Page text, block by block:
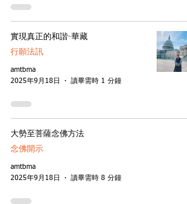
實現真正的和諧~華藏
行願法訊
amtbma
2025年9月18日
讀畢需時 1 分鐘
大勢至菩薩念佛方法
念佛開示
amtbma
2025年9月18日
讀畢需時 8 分鐘